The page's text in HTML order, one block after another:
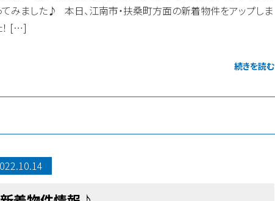
てみました♪ 本日、江南市・扶桑町方面の新着物件をアップしま
！ […]
続きを読む